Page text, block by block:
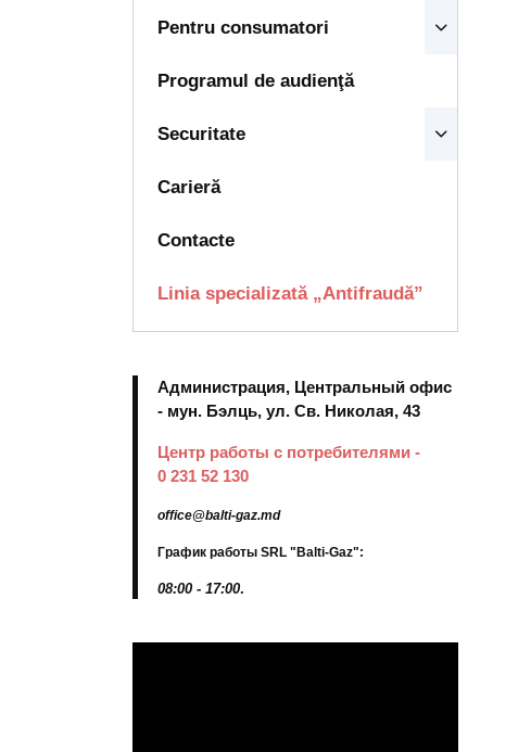
Pentru consumatori
Programul de audienţă
Securitate
Carieră
Contacte
Linia specializată „Antifraudă”
Администрация, Центральный офис
- мун. Бэлць, ул. Св. Николая, 43
Центр работы с потребителями -
0 231 52 130
office@balti-gaz.md
График работы SRL "Balti-Gaz":
08:00 - 17:00.